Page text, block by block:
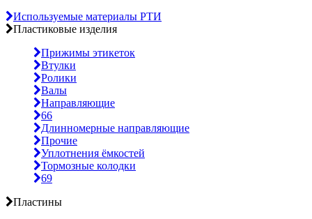
Используемые материалы РТИ
Пластиковые изделия
Прижимы этикеток
Втулки
Ролики
Валы
Направляющие
66
Длинномерные направляющие
Прочие
Уплотнения ёмкостей
Тормозные колодки
69
Пластины